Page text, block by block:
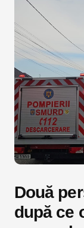
Două
după ce